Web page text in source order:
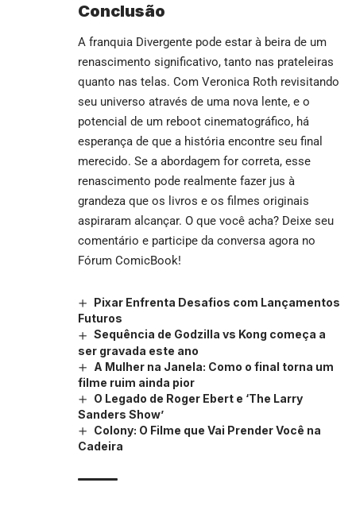
Conclusão
A franquia Divergente pode estar à beira de um
renascimento significativo, tanto nas prateleiras
quanto nas telas. Com Veronica Roth revisitando
seu universo através de uma nova lente, e o
potencial de um reboot cinematográfico, há
esperança de que a história encontre seu final
merecido. Se a abordagem for correta, esse
renascimento pode realmente fazer jus à
grandeza que os livros e os filmes originais
aspiraram alcançar. O que você acha? Deixe seu
comentário e participe da conversa agora no
Fórum ComicBook!
Pixar Enfrenta Desafios com Lançamentos
Futuros
Sequência de Godzilla vs Kong começa a
ser gravada este ano
A Mulher na Janela: Como o final torna um
filme ruim ainda pior
O Legado de Roger Ebert e ‘The Larry
Sanders Show’
Colony: O Filme que Vai Prender Você na
Cadeira